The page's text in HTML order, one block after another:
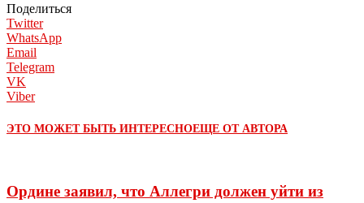
Поделиться
Twitter
WhatsApp
Email
Telegram
VK
Viber
ЭТО МОЖЕТ БЫТЬ ИНТЕРЕСНОЕЩЕ ОТ АВТОРА
Ордине заявил, что Аллегри должен уйти из